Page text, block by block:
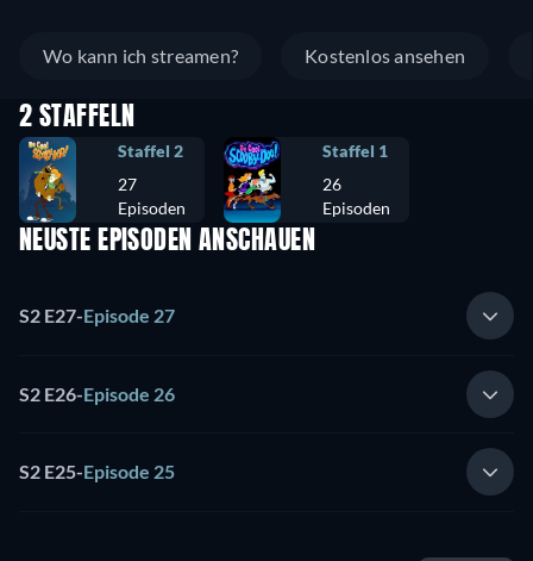
Wo kann ich streamen? Kostenlos ansehen
2 STAFFELN
Staffel 2
27
Episoden
Staffel 1
26
Episoden
NEUSTE EPISODEN ANSCHAUEN
S2 E27-Episode 27
S2 E26-Episode 26
S2 E25-Episode 25